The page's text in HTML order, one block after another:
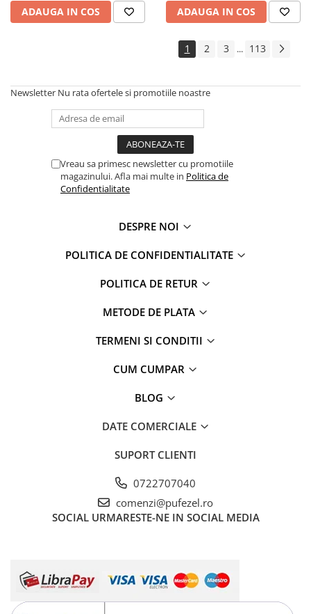
ADAUGA IN COS ADAUGA IN COS
1 2 3 ... 113
Newsletter Nu rata ofertele si promotiile noastre
Vreau sa primesc newsletter cu promotiile
magazinului. Afla mai multe in Politica de
Confidentialitate
DESPRE NOI
POLITICA DE CONFIDENTIALITATE
POLITICA DE RETUR
METODE DE PLATA
TERMENI SI CONDITII
CUM CUMPAR
BLOG
DATE COMERCIALE
SUPORT CLIENTI
0722707040
comenzi@pufezel.ro
SOCIAL URMARESTE-NE IN SOCIAL MEDIA